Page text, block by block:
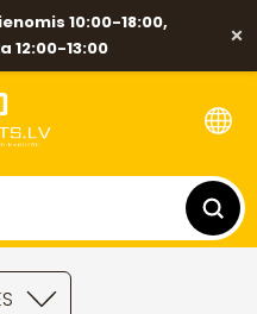
10:00-18:00,
12:00-13:00
×